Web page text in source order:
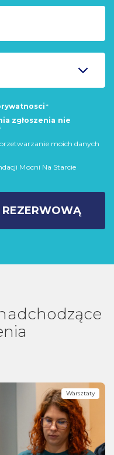
*
zgłoszenia nie
moich danych
Mocni Na Starcie
REZERWOWĄ
Warsztaty